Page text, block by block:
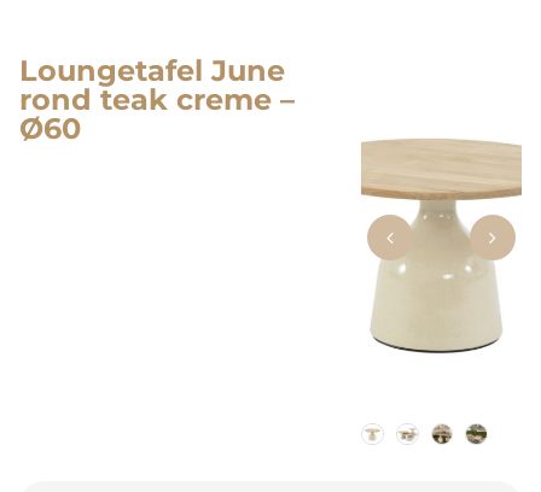
Loungetafel June
rond teak creme –
Ø60